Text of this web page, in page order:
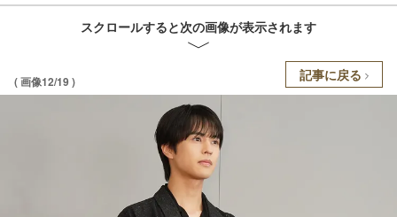
スクロールすると次の画像が表示されます
( 画像12/19 ) 記事に戻る